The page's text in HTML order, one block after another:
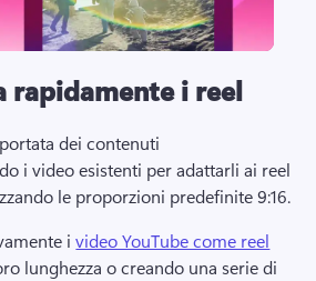
rapidamente i reel
dei contenuti
i video esistenti per adattarli ai reel
i video YouTube come reel
lunghezza o creando una serie di